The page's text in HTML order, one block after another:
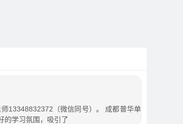
13348832372（微信同号）。 成都普华单
的学习氛围，吸引了